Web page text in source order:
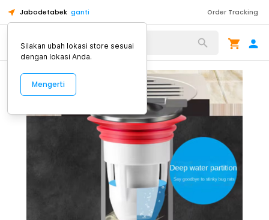
Jabodetabek ganti Order Tracking
Alat Kopi
Silakan ubah lokasi store sesuai
dengan lokasi Anda.
Mengerti